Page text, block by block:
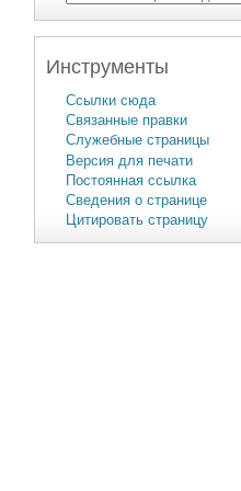
Инструменты
Ссылки сюда
Связанные правки
Служебные страницы
Версия для печати
Постоянная ссылка
Сведения о странице
Цитировать страницу